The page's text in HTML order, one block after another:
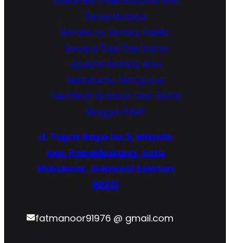
Peran Notaris
Notaris vs. Notary Public:
Serupa Tapi Tak Sama
Apakah Notaris Bisa
Membantu Mengurus
Sertifikat Warisan Dari SHGB
Hingga SHM?
Jl. Topaz Raya No.5, Masale,
Kec. Panakkukang, Kota
Makassar, Sulawesi Selatan
90231
fatmanoor91976 @ gmail.com